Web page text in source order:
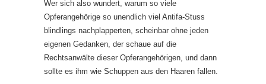
Wer sich also wundert, warum so viele
Opferangehörige so unendlich viel Antifa-Stuss
blindlings nachplapperten, scheinbar ohne jeden
eigenen Gedanken, der schaue auf die
Rechtsanwälte dieser Opferangehörigen, und dann
sollte es ihm wie Schuppen aus den Haaren fallen.